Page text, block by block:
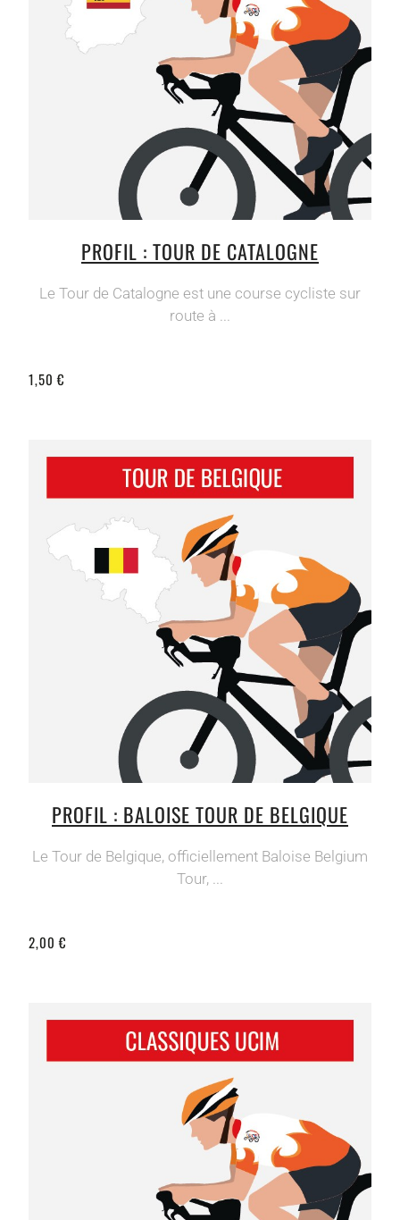
PROFIL : TOUR DE CATALOGNE
Le Tour de Catalogne est une course cycliste sur
route à ...
1,50 €
PROFIL : BALOISE TOUR DE BELGIQUE
Le Tour de Belgique, officiellement Baloise Belgium
Tour, ...
2,00 €